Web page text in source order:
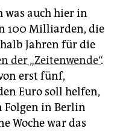
was auch hier in
100 Milliarden, die
Jahren für die
der „Zeitenwende“.
erst fünf,
Euro soll helfen,
Folgen in Berlin
Woche war das